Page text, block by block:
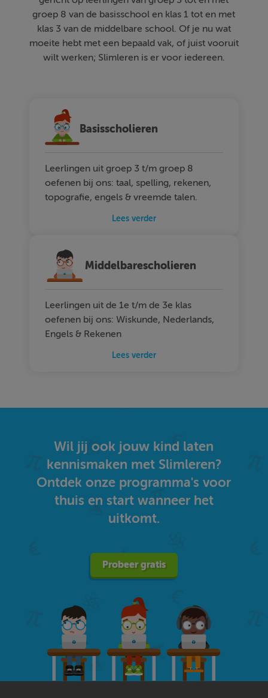
groep 8 van de basisschool en klas 1 tot en met
klas 3 van de middelbare school. Of je nu wat
moeite hebt met een bepaald vak, of juist vooruit
wilt werken; Slimleren is er voor iedereen.
Basisscholieren
Leerlingen uit groep 3 t/m groep 8
oefenen bij ons: taal, spelling, rekenen,
topografie, engels & vreemde talen.
Lees verder
Middelbarescholieren
Leerlingen uit de 1e t/m de 3e klas
oefenen bij ons: Wiskunde, Nederlands,
Engels & Rekenen
Lees verder
Wil jij ook jouw kind laten
kennismaken met Slimleren?
Ontdek onze programma's voor
thuis en start wanneer het
uitkomt.
Probeer gratis